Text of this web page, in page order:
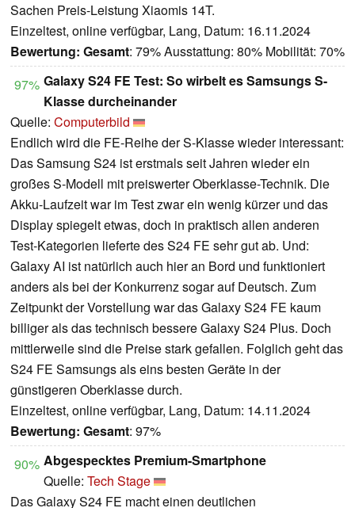
Sachen Preis-Leistung Xiaomis 14T.
Einzeltest, online verfügbar, Lang, Datum: 16.11.2024
Bewertung: Gesamt: 79% Ausstattung: 80% Mobilität: 70%
97% Galaxy S24 FE Test: So wirbelt es Samsungs S-
Klasse durcheinander
Quelle: Computerbild
Endlich wird die FE-Reihe der S-Klasse wieder interessant:
Das Samsung S24 ist erstmals seit Jahren wieder ein
großes S-Modell mit preiswerter Oberklasse-Technik. Die
Akku-Laufzeit war im Test zwar ein wenig kürzer und das
Display spiegelt etwas, doch in praktisch allen anderen
Test-Kategorien lieferte des S24 FE sehr gut ab. Und:
Galaxy AI ist natürlich auch hier an Bord und funktioniert
anders als bei der Konkurrenz sogar auf Deutsch. Zum
Zeitpunkt der Vorstellung war das Galaxy S24 FE kaum
billiger als das technisch bessere Galaxy S24 Plus. Doch
mittlerweile sind die Preise stark gefallen. Folglich geht das
S24 FE Samsungs als eins besten Geräte in der
günstigeren Oberklasse durch.
Einzeltest, online verfügbar, Lang, Datum: 14.11.2024
Bewertung: Gesamt: 97%
90% Abgespecktes Premium-Smartphone
Quelle: Tech Stage
Das Galaxy S24 FE macht einen deutlichen